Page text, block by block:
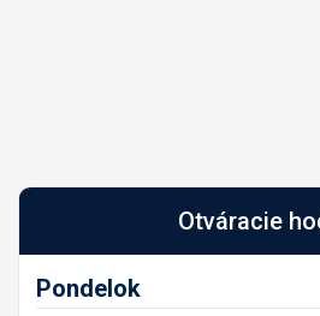
Otváracie
Pondelok